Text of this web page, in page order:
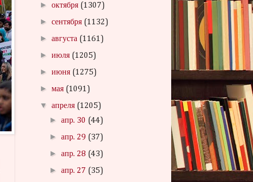
►октября (1307)
►сентября (1132)
►августа (1161)
►июля (1205)
►июня (1275)
►мая (1091)
▼апреля (1205)
►апр. 30 (44)
►апр. 29 (37)
►апр. 28 (43)
►апр. 27 (35)